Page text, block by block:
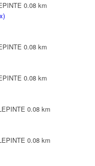
0.08 km
0.08 km
0.08 km
0.08 km
0.08 km